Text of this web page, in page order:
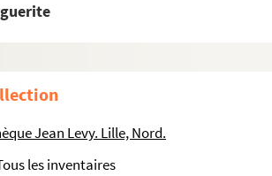
Jean Levy. Lille, Nord.
les inventaires